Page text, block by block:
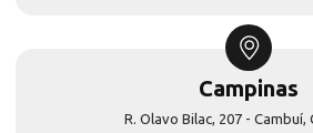
Campinas
R. Olavo Bilac, 207 - Cambuí,